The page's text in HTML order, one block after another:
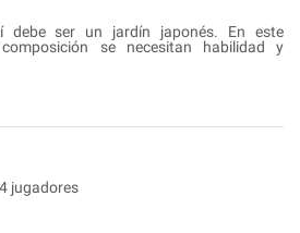
debe ser un jardín japonés. En este
se necesitan habilidad y
jugadores